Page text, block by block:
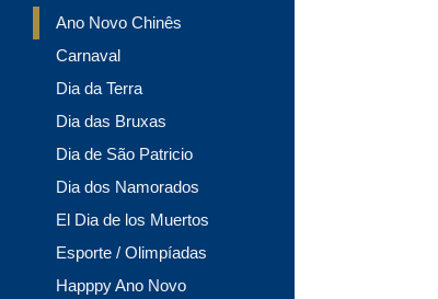
Ano Novo Chinês
Carnaval
Dia da Terra
Dia das Bruxas
Dia de São Patricio
Dia dos Namorados
El Dia de los Muertos
Esporte / Olimpíadas
Happpy Ano Novo